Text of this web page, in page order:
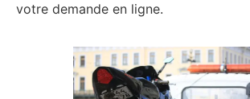
votre demande en ligne.